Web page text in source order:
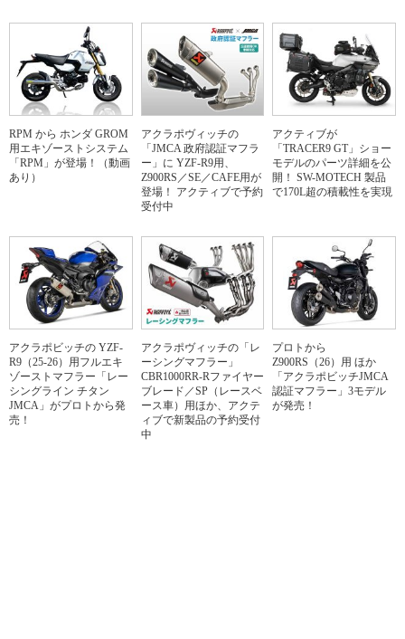
RPM から ホンダ GROM
用エキゾーストシステム
「RPM」が登場！（動画
あり）
アクラポヴィッチの
「JMCA 政府認証マフラ
ー」に YZF-R9用、
Z900RS／SE／CAFE用が
登場！ アクティブで予約
受付中
アクティブが
「TRACER9 GT」ショー
モデルのパーツ詳細を公
開！ SW-MOTECH 製品
で170L超の積載性を実現
アクラポビッチの YZF-
R9（25-26）用フルエキ
ゾーストマフラー「レー
シングライン チタン
JMCA」がプロトから発
売！
アクラポヴィッチの「レ
ーシングマフラー」
CBR1000RR-Rファイヤー
ブレード／SP（レースベ
ース車）用ほか、アクテ
ィブで新製品の予約受付
中
プロトから
Z900RS（26）用 ほか
「アクラポビッチJMCA
認証マフラー」3モデル
が発売！